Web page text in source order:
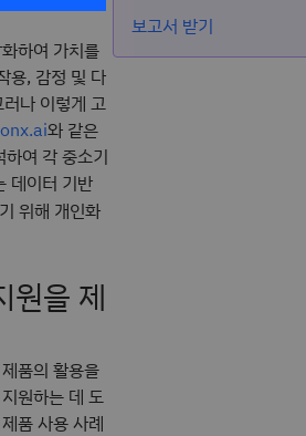
하여 가치를
용, 감정 및 다
나 이렇게 고
와 같은
여 각 중소기
데이터 기반
위해 개인화
원을 제
품의 활용을
원하는 데 도
품 사용 사례
보고서 받기